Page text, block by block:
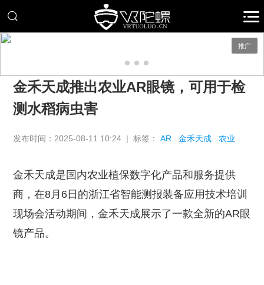
推广
金禾天成推出农业AR眼镜，可用于检
测水稻病虫害
发布时间：2025-08-11 10:24 | 标签：AR 金禾天成 农业
金禾天成是国内农业植保数字化产品和服务提供
商，在8月6日的浙江省智能测报装备应用技术培训
现场会活动期间，金禾天成展示了一款全新的AR眼
镜产品。